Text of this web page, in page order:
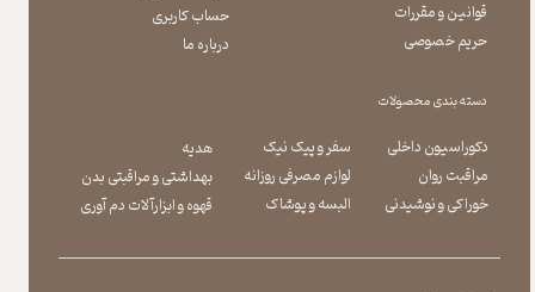
دسته بندی محصولات
قوانین و مقررات
حریم خصوصی
حساب کاربری
درباره ما
دکوراسیون داخلی
مراقبت روان
​​​​​​​خوراکی و نوشیدنی
سفر و پیک نیک
لوازم مصرفی روزانه
​​​​​​​البسه و پوشاک
هدیه
بهداشتی و مراقبتی بدن
​​​​​​​قهوه و ابزارآلات دم آوری